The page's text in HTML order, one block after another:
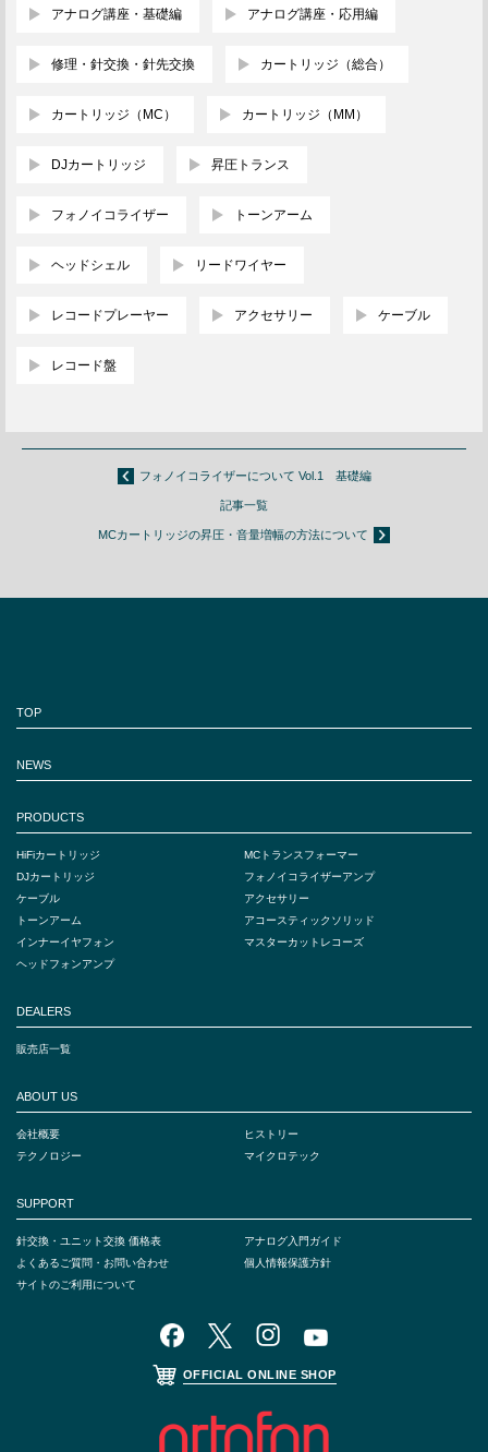
アナログ講座・基礎編 アナログ講座・応用編
修理・針交換・針先交換 カートリッジ（総合）
カートリッジ（MC） カートリッジ（MM）
DJカートリッジ 昇圧トランス
フォノイコライザー トーンアーム
ヘッドシェル リードワイヤー
レコードプレーヤー アクセサリー ケーブル
レコード盤
フォノイコライザーについて Vol.1 基礎編
記事一覧
MCカートリッジの昇圧・音量増幅の方法について
TOP
NEWS
PRODUCTS
HiFiカートリッジ
DJカートリッジ
ケーブル
トーンアーム
インナーイヤフォン
ヘッドフォンアンプ
MCトランスフォーマー
フォノイコライザーアンプ
アクセサリー
アコースティックソリッド
マスターカットレコーズ
DEALERS
販売店一覧
ABOUT US
会社概要
ヒストリー
テクノロジー
マイクロテック
SUPPORT
針交換・ユニット交換 価格表
アナログ入門ガイド
よくあるご質問・お問い合わせ
個人情報保護方針
サイトのご利用について
OFFICIAL ONLINE SHOP